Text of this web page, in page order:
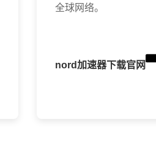
全球网络。
nord加速器下载官网